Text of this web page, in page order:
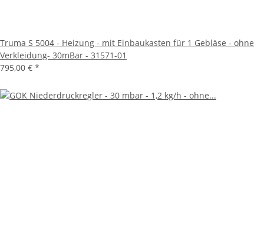
Truma S 5004 - Heizung - mit Einbaukasten für 1 Gebläse - ohne
Verkleidung- 30mBar - 31571-01
795,00 € *